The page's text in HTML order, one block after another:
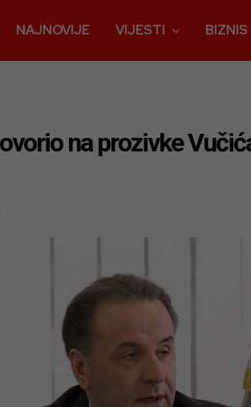
NAJNOVIJE VIJESTI BIZNIS
na prozivke